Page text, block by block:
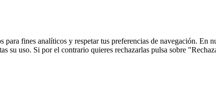
fines analíticos y respetar tus preferencias de navegación. En
su uso. Si por el contrario quieres rechazarlas pulsa sobre